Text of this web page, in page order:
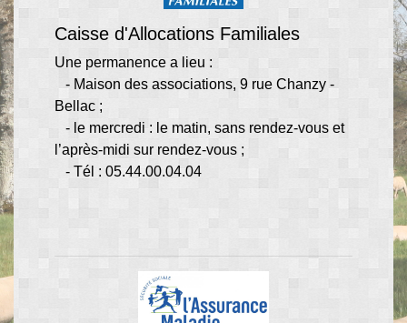
Caisse d'Allocations Familiales
Une permanence a lieu :
- Maison des associations, 9 rue Chanzy -
Bellac ;
- le mercredi : le matin, sans rendez-vous et
l’après-midi sur rendez-vous ;
- Tél : 05.44.00.04.04